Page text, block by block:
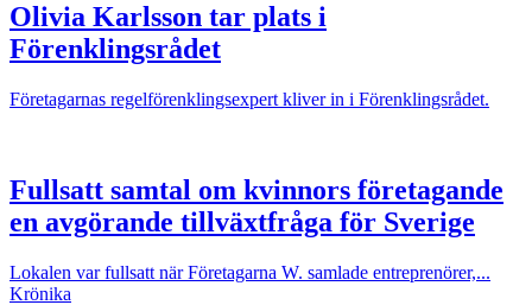
Olivia Karlsson tar plats i
Förenklingsrådet
Företagarnas regelförenklingsexpert kliver in i Förenklingsrådet.
Fullsatt samtal om kvinnors företagande
en avgörande tillväxtfråga för Sverige
Lokalen var fullsatt när Företagarna W. samlade entreprenörer,...
Krönika